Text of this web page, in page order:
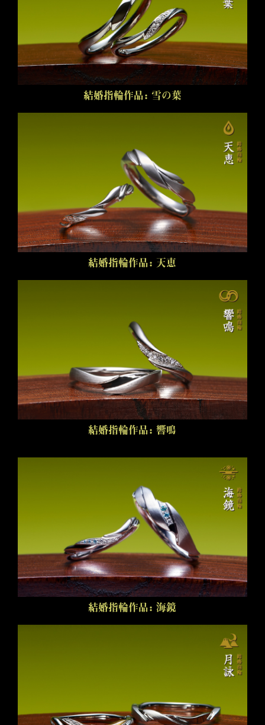
結婚指輪作品：雪の葉
結婚指輪作品：天恵
結婚指輪作品：響鳴
結婚指輪作品：海鏡